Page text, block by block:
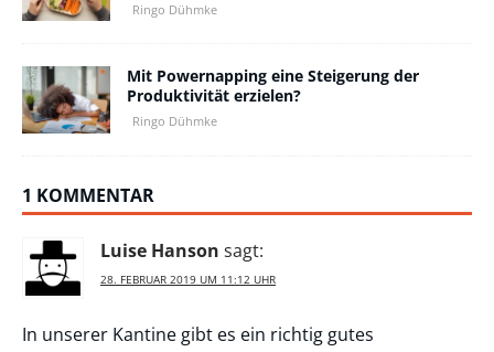
Ringo Dühmke
Mit Powernapping eine Steigerung der
Produktivität erzielen?
Ringo Dühmke
1 KOMMENTAR
Luise Hanson sagt:
28. FEBRUAR 2019 UM 11:12 UHR
In unserer Kantine gibt es ein richtig gutes